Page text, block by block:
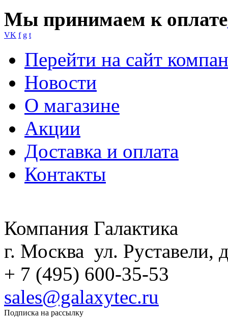
Мы принимаем к оплате
VK f g t
Перейти на сайт
Новости
О магазине
Акции
Доставка и оплата
Контакты
Компания Галактика
г. Москва ул. Руставели,
+ 7 (495) 600-35-53
sales@galaxytec.ru
Подписка на рассылку